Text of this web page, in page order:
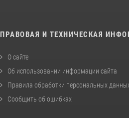
ПРАВОВАЯ И ТЕХНИЧЕСКАЯ
О сайте
Об использовании информации сайта
Правила обработки персональных
Сообщить об ошибках